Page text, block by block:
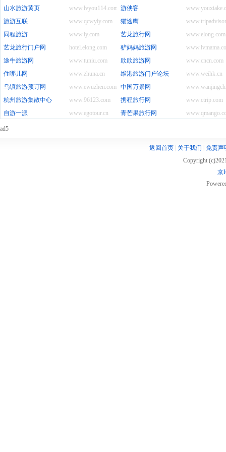
www.lvyou114.com
山水旅游黄页
游侠客
www.qcwyly.com
旅游互联
猫途鹰
www.ly.com
同程旅游 www.elong.com
艺龙旅行网
hotel.elong.com
艺龙旅行门户网
驴妈妈旅游网
www.tuniu.com
途牛旅游网 www.cncn.com
欣欣旅游网
www.zhuna.cn
住哪儿网 www.weihk.cn
维港旅游门户论坛
www.ewuzhen.com
乌镇旅游预订网
中国万景网
www.96123.com
杭州旅游集散中心 www.ctrip.com
携程旅行网
www.egotour.cn
自游一派 青芒果旅行网
ad5
返回首页| 关于我们
免责声
Copyright
京